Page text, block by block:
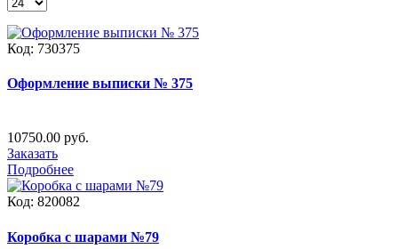
Код: 730375
Оформление выписки № 375
10750.00 руб.
Заказать
Подробнее
Код: 820082
Коробка с шарами №79